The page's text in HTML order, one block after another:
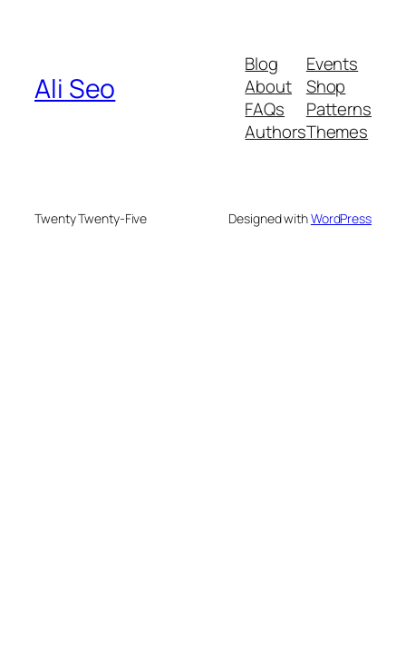
Ali Seo
Blog
About
FAQs
Authors
Events
Shop
Patterns
Themes
Twenty Twenty-Five Designed withWordPress